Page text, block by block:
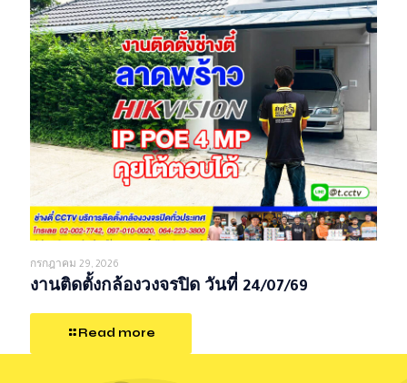
กรกฎาคม 29, 2026
งานติดตั้งกล้องวงจรปิด วันที่ 24/07/69
Read more